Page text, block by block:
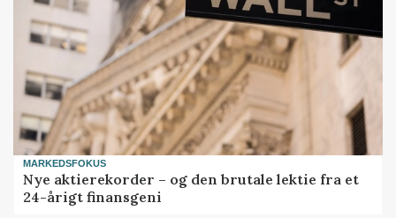
MARKEDSFOKUS
Nye aktierekorder – og den brutale lektie fra et
24-årigt finansgeni